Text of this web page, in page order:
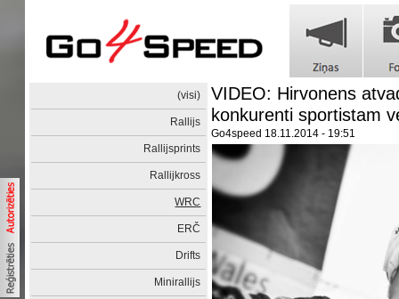
(visi)
Rallijs
Rallijsprints
Rallijkross
WRC
ERČ
Drifts
Minirallijs
VIDEO: Hirvonens
konkurenti sportistam
Go4speed 18.11.2014 - 19:51